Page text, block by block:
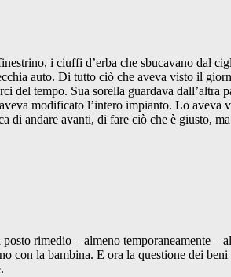
i ciuffi d’erba che sbucavano dal
auto. Di tutto ciò che aveva visto il
tempo. Sua sorella guardava dall’altra
modificato l’intero impianto. Lo aveva
andare avanti, di fare ciò che è giusto,
rimedio – almeno temporaneamente –
con la bambina. E ora la questione dei